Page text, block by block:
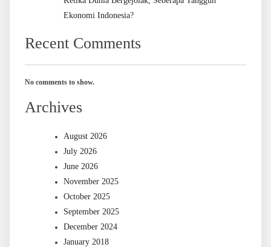
Ekonomi Indonesia?
Recent Comments
No comments to show.
Archives
August 2026
July 2026
June 2026
November 2025
October 2025
September 2025
December 2024
January 2018